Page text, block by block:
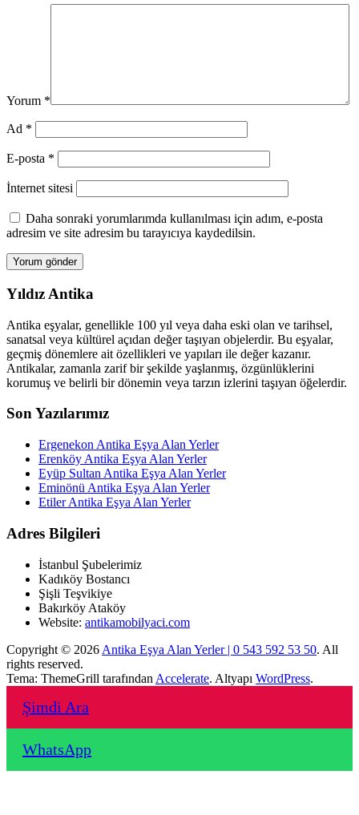
Yorum *
Ad *
E-posta *
İnternet sitesi
Daha sonraki yorumlarımda kullanılması için adım, e-posta
adresim ve site adresim bu tarayıcıya kaydedilsin.
Yıldız Antika
Antika eşyalar, genellikle 100 yıl veya daha eski olan ve tarihsel,
sanatsal veya kültürel açıdan değer taşıyan objelerdir. Bu eşyalar,
geçmiş dönemlere ait özellikleri ve yapıları ile değer kazanır.
Antikalar, zamanla zarif bir şekilde yaşlanmış, özgünlüklerini
korumuş ve belirli bir dönemin veya tarzın izlerini taşıyan öğelerdir.
Son Yazılarımız
Ergenekon Antika Eşya Alan Yerler
Erenköy Antika Eşya Alan Yerler
Eyüp Sultan Antika Eşya Alan Yerler
Eminönü Antika Eşya Alan Yerler
Etiler Antika Eşya Alan Yerler
Adres Bilgileri
İstanbul Şubelerimiz
Kadıköy Bostancı
Şişli Teşvikiye
Bakırköy Ataköy
Website: antikamobilyaci.com
Copyright © 2026 Antika Eşya Alan Yerler | 0 543 592 53 50. All
rights reserved.
Tema: ThemeGrill tarafından Accelerate. Altyapı WordPress.
Şimdi Ara
WhatsApp